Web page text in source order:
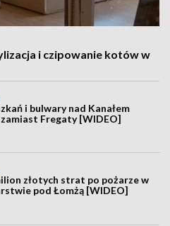
i czipowanie kotów w
i bulwary nad Kanałem
Fregaty [WIDEO]
złotych strat po pożarze w
pod Łomżą [WIDEO]